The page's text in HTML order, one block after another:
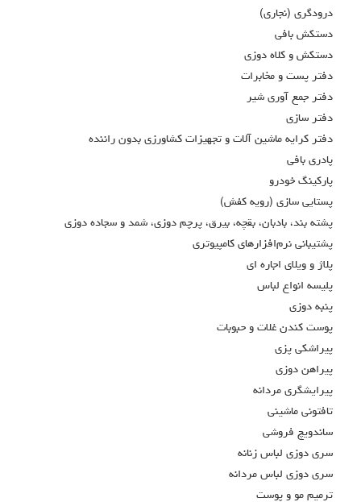
درودگري (نجاري)
دستكش بافي
دستكش و كلاه دوزي
دفتر پست و مخابرات
دفتر جمع آوري شير
دفتر سازي
دفتر كرايه ماشين آلات و تجهيزات كشاورزي بدون راننده
پادري بافي
پارکينگ خودرو
پستايي سازي (رويه كفش)
پشته بند، بادبان، بقچه، بیرق، پرچم دوزی، شمد و سجاده دوزی
پشتيباني نرم‌افزارهاي كامپيوتري
پلاژ و ويلاي اجاره اي
پليسه انواع لباس
پنبه دوزي
پوست كندن غلات و حبوبات
پيراشكي پزي
پيراهن دوزي
پيرايشگري مردانه
تافتوني ماشيني
ساندويچ فروشي
سري دوزي لباس زنانه
سري دوزي لباس مردانه
ترميم مو و پوست